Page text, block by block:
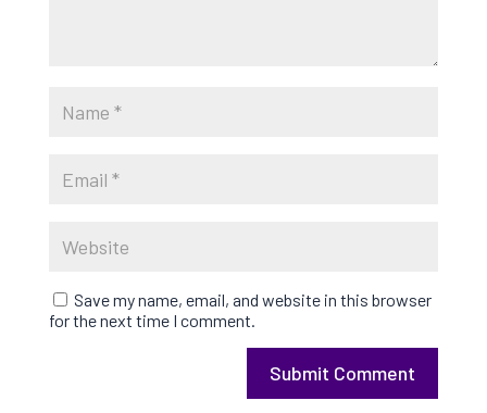
Save my name, email, and website in this browser
for the next time I comment.
Submit Comment